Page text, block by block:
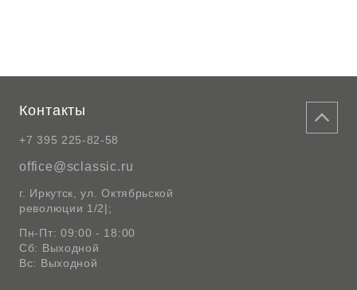
Контакты
+7 395 225-82-58
office@sclassic.ru
г. Иркутск, ул. Октябрьской
революции 1/2|;
Пн-Пт: 09:00 - 18:00
Сб: Выходной
Вс: Выходной